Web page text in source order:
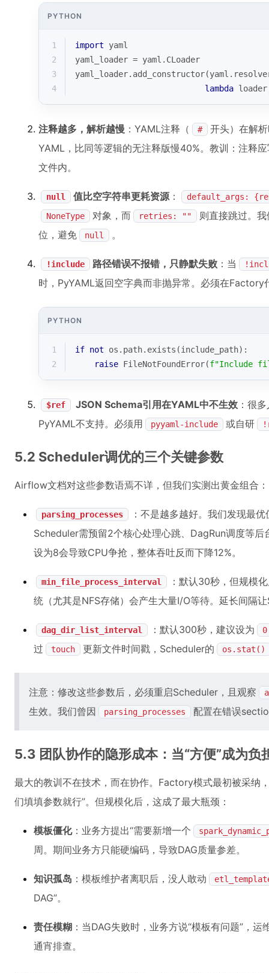
PYTHON
1 import yaml
2
yaml_loader = yaml.CLoader
3
4
lambda
注释越多，解析越慢 ：YAML注释（ #
开头）在解
YAML，比同等逻辑的无注释版慢40%。教训：注释
文件内。
null 值比空字符串更耗资源：
default_args:
NoneType
对象，而 retries: ""
则直接跳过。
位，避免
null 。
!include 路径错误不报错，只静默失败 ：当
时，PyYAML返回空字典而非抛异常。必须在Factory
PYTHON
1 if not os.path.exists(include_path):
2
raise FileNotFoundError(f"Include
$ref JSON Schema引用在YAML中不生效 ：很
PyYAML不支持。必须用
pyyaml-include 或自研
5.2 Scheduler调优的三个关键参数
Airflow文档对这些参数语焉不详，但我们实测出黄金组合：
parsing_processes
：不是越多越好。我们发现最
Scheduler需预留2个核心处理心跳、DagRun调度等后
设为8会导致CPU争抢，整体吞吐反而下降12%。
min_file_process_interval
：默认30秒，但规模
统（尤其是NFS存储）会产生大量I/O等待。延长间隔
dag_dir_list_interval ：默认300秒，建议设为 0
过 touch 更新文件时间戳，Scheduler的 os.stat()
注意：修改这些参数后，必须重启Scheduler，且观察
生效。我们曾因 parsing_processes 配置在错误
5.3 团队协作的隐形成本：当“方便”成为负
最大的教训不在技术，而在协作。Factory模式最初被采纳
们填填参数就行”。但规模化后，这成了最大瓶颈：
模板僵化：业务方提出“需要新增一个
周。期间业务方只能硬编码，导致DAG质量参差。
知识孤岛 ：模板维护者离职后，没人敢动
DAG”。
责任模糊 ：当DAG失败时，业务方说“模板有问题”，
通宵排查。